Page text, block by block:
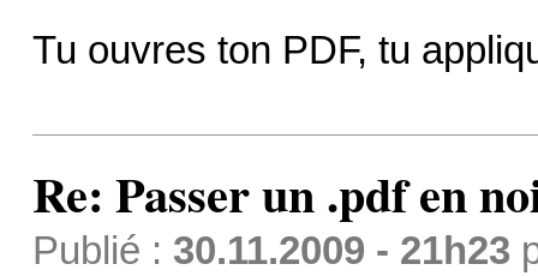
Tu ouvres ton PDF, tu
Re: Passer un .pdf en
Publié : 30.11.2009 - 21h23